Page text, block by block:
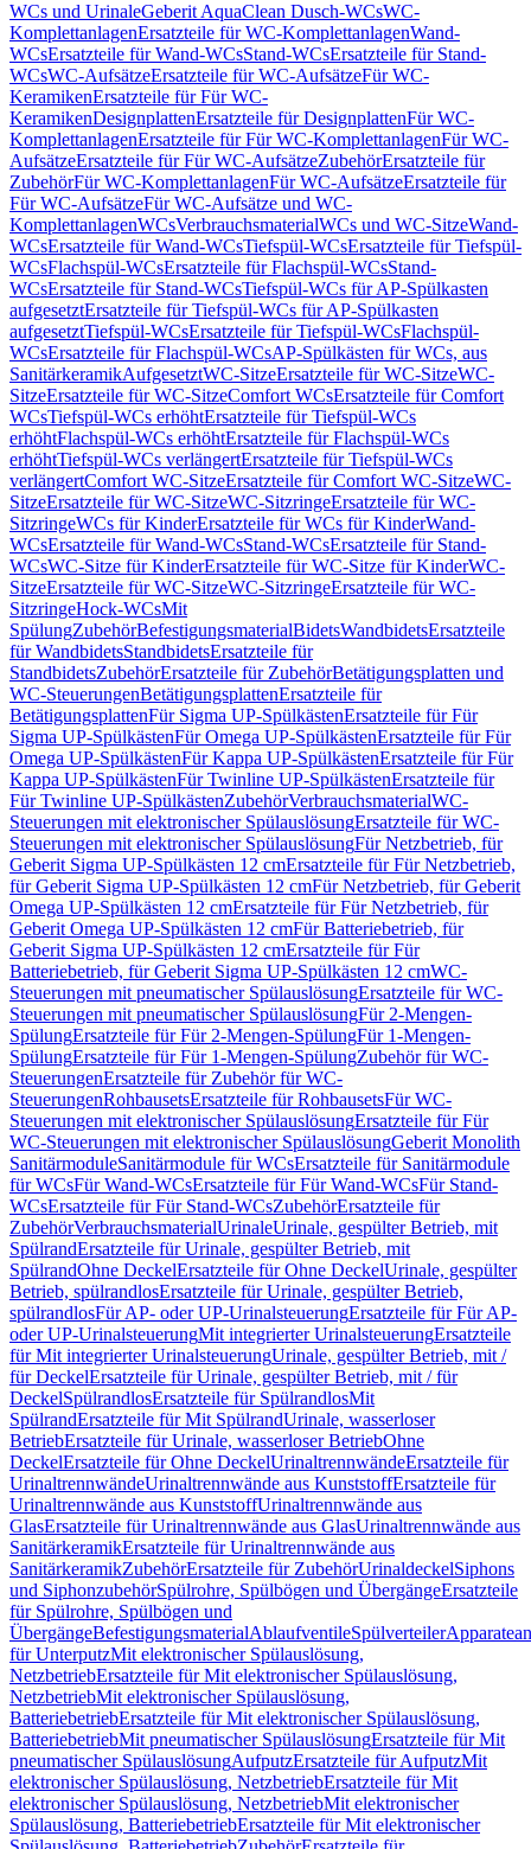
WCs und UrinaleGeberit AquaClean Dusch-WCsWC-
KomplettanlagenErsatzteile für WC-KomplettanlagenWand-
WCsErsatzteile für Wand-WCsStand-WCsErsatzteile für Stand-
WCsWC-AufsätzeErsatzteile für WC-AufsätzeFür WC-
KeramikenErsatzteile für Für WC-
KeramikenDesignplattenErsatzteile für DesignplattenFür WC-
KomplettanlagenErsatzteile für Für WC-KomplettanlagenFür WC-
AufsätzeErsatzteile für Für WC-AufsätzeZubehörErsatzteile für
ZubehörFür WC-KomplettanlagenFür WC-AufsätzeErsatzteile für
Für WC-AufsätzeFür WC-Aufsätze und WC-
KomplettanlagenWCsVerbrauchsmaterialWCs und WC-SitzeWand-
WCsErsatzteile für Wand-WCsTiefspül-WCsErsatzteile für Tiefspül-
WCsFlachspül-WCsErsatzteile für Flachspül-WCsStand-
WCsErsatzteile für Stand-WCsTiefspül-WCs für AP-Spülkasten
aufgesetztErsatzteile für Tiefspül-WCs für AP-Spülkasten
aufgesetztTiefspül-WCsErsatzteile für Tiefspül-WCsFlachspül-
WCsErsatzteile für Flachspül-WCsAP-Spülkästen für WCs, aus
SanitärkeramikAufgesetztWC-SitzeErsatzteile für WC-SitzeWC-
SitzeErsatzteile für WC-SitzeComfort WCsErsatzteile für Comfort
WCsTiefspül-WCs erhöhtErsatzteile für Tiefspül-WCs
erhöhtFlachspül-WCs erhöhtErsatzteile für Flachspül-WCs
erhöhtTiefspül-WCs verlängertErsatzteile für Tiefspül-WCs
verlängertComfort WC-SitzeErsatzteile für Comfort WC-SitzeWC-
SitzeErsatzteile für WC-SitzeWC-SitzringeErsatzteile für WC-
SitzringeWCs für KinderErsatzteile für WCs für KinderWand-
WCsErsatzteile für Wand-WCsStand-WCsErsatzteile für Stand-
WCsWC-Sitze für KinderErsatzteile für WC-Sitze für KinderWC-
SitzeErsatzteile für WC-SitzeWC-SitzringeErsatzteile für WC-
SitzringeHock-WCsMit
SpülungZubehörBefestigungsmaterialBidetsWandbidetsErsatzteile
für WandbidetsStandbidetsErsatzteile für
StandbidetsZubehörErsatzteile für ZubehörBetätigungsplatten und
WC-SteuerungenBetätigungsplattenErsatzteile für
BetätigungsplattenFür Sigma UP-SpülkästenErsatzteile für Für
Sigma UP-SpülkästenFür Omega UP-SpülkästenErsatzteile für Für
Omega UP-SpülkästenFür Kappa UP-SpülkästenErsatzteile für Für
Kappa UP-SpülkästenFür Twinline UP-SpülkästenErsatzteile für
Für Twinline UP-SpülkästenZubehörVerbrauchsmaterialWC-
Steuerungen mit elektronischer SpülauslösungErsatzteile für WC-
Steuerungen mit elektronischer SpülauslösungFür Netzbetrieb, für
Geberit Sigma UP-Spülkästen 12 cmErsatzteile für Für Netzbetrieb,
für Geberit Sigma UP-Spülkästen 12 cmFür Netzbetrieb, für Geberit
Omega UP-Spülkästen 12 cmErsatzteile für Für Netzbetrieb, für
Geberit Omega UP-Spülkästen 12 cmFür Batteriebetrieb, für
Geberit Sigma UP-Spülkästen 12 cmErsatzteile für Für
Batteriebetrieb, für Geberit Sigma UP-Spülkästen 12 cmWC-
Steuerungen mit pneumatischer SpülauslösungErsatzteile für WC-
Steuerungen mit pneumatischer SpülauslösungFür 2-Mengen-
SpülungErsatzteile für Für 2-Mengen-SpülungFür 1-Mengen-
SpülungErsatzteile für Für 1-Mengen-SpülungZubehör für WC-
SteuerungenErsatzteile für Zubehör für WC-
SteuerungenRohbausetsErsatzteile für RohbausetsFür WC-
Steuerungen mit elektronischer SpülauslösungErsatzteile für Für
WC-Steuerungen mit elektronischer SpülauslösungGeberit Monolith
SanitärmoduleSanitärmodule für WCsErsatzteile für Sanitärmodule
für WCsFür Wand-WCsErsatzteile für Für Wand-WCsFür Stand-
WCsErsatzteile für Für Stand-WCsZubehörErsatzteile für
ZubehörVerbrauchsmaterialUrinaleUrinale, gespülter Betrieb, mit
SpülrandErsatzteile für Urinale, gespülter Betrieb, mit
SpülrandOhne DeckelErsatzteile für Ohne DeckelUrinale, gespülter
Betrieb, spülrandlosErsatzteile für Urinale, gespülter Betrieb,
spülrandlosFür AP- oder UP-UrinalsteuerungErsatzteile für Für AP-
oder UP-UrinalsteuerungMit integrierter UrinalsteuerungErsatzteile
für Mit integrierter UrinalsteuerungUrinale, gespülter Betrieb, mit /
für DeckelErsatzteile für Urinale, gespülter Betrieb, mit / für
DeckelSpülrandlosErsatzteile für SpülrandlosMit
SpülrandErsatzteile für Mit SpülrandUrinale, wasserloser
BetriebErsatzteile für Urinale, wasserloser BetriebOhne
DeckelErsatzteile für Ohne DeckelUrinaltrennwändeErsatzteile für
UrinaltrennwändeUrinaltrennwände aus KunststoffErsatzteile für
Urinaltrennwände aus KunststoffUrinaltrennwände aus
GlasErsatzteile für Urinaltrennwände aus GlasUrinaltrennwände aus
SanitärkeramikErsatzteile für Urinaltrennwände aus
SanitärkeramikZubehörErsatzteile für ZubehörUrinaldeckelSiphons
und SiphonzubehörSpülrohre, Spülbögen und ÜbergängeErsatzteile
für Spülrohre, Spülbögen und
ÜbergängeBefestigungsmaterialAblaufventileSpülverteiler
für UnterputzMit elektronischer Spülauslösung,
NetzbetriebErsatzteile für Mit elektronischer Spülauslösung,
NetzbetriebMit elektronischer Spülauslösung,
BatteriebetriebErsatzteile für Mit elektronischer Spülauslösung,
BatteriebetriebMit pneumatischer SpülauslösungErsatzteile für Mit
pneumatischer SpülauslösungAufputzErsatzteile für AufputzMit
elektronischer Spülauslösung, NetzbetriebErsatzteile für Mit
elektronischer Spülauslösung, NetzbetriebMit elektronischer
Spülauslösung, BatteriebetriebErsatzteile für Mit elektronischer